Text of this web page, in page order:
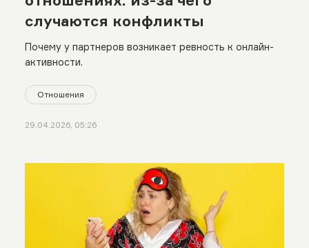
случаются конфликты
Почему у партнеров возникает ревность к онлайн-
активности.
Отношения
29.04.2026, 05:26